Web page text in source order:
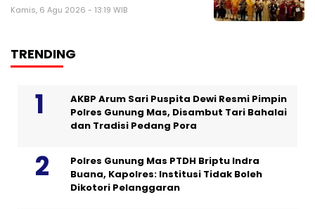
Kamis, 6 Agu 2026 - 13:19 WIB
TRENDING
AKBP Arum Sari Puspita Dewi Resmi Pimpin
Polres Gunung Mas, Disambut Tari Bahalai
dan Tradisi Pedang Pora
Polres Gunung Mas PTDH Briptu Indra
Buana, Kapolres: Institusi Tidak Boleh
Dikotori Pelanggaran